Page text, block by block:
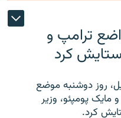
ترامپ و
ستایش کرد
روز دوشنبه موضع
مایک پومپئو، وزیر
کرد.